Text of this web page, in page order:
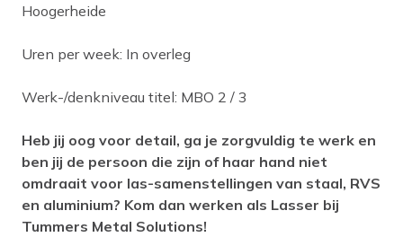
Hoogerheide
Uren per week: In overleg
Werk-/denkniveau titel: MBO 2 / 3
Heb jij oog voor detail, ga je zorgvuldig te werk en
ben jij de persoon die zijn of haar hand niet
omdraait voor las-samenstellingen van staal, RVS
en aluminium? Kom dan werken als Lasser bij
Tummers Metal Solutions!